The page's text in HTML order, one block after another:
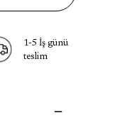
1-5 İş günü
teslim